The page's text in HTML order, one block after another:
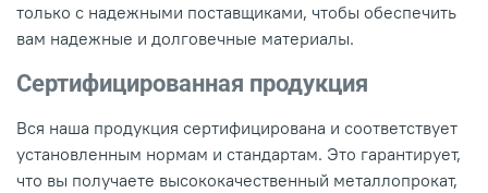
только с надежными поставщиками, чтобы обеспечить
вам надежные и долговечные материалы.
Сертифицированная продукция
Вся наша продукция сертифицирована и соответствует
установленным нормам и стандартам. Это гарантирует,
что вы получаете высококачественный металлопрокат,